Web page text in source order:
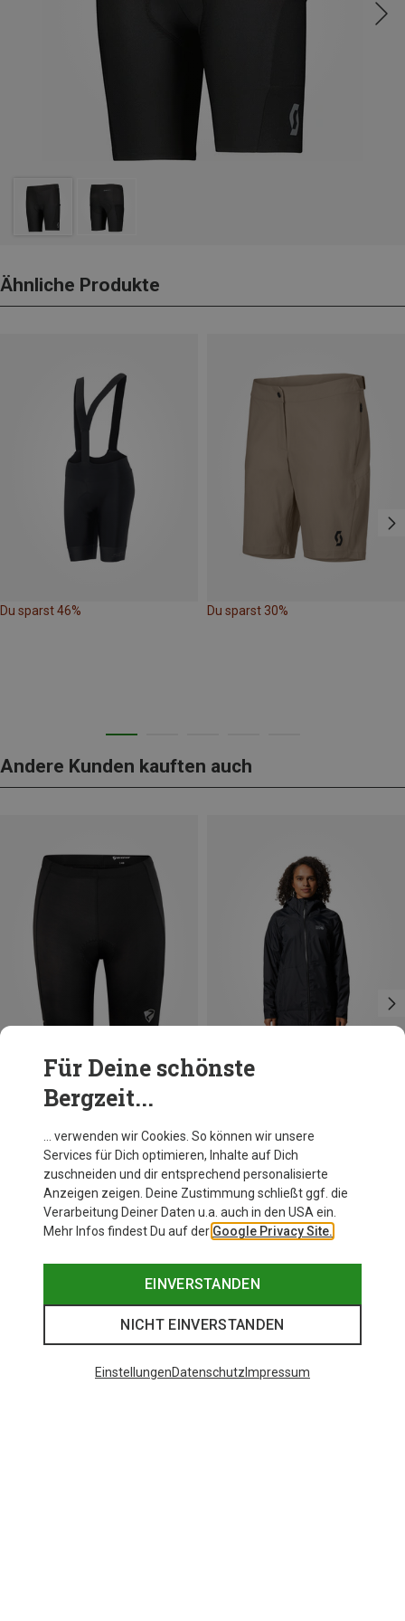
Ähnliche Produkte
Du sparst 46% Du sparst 30%
Andere Kunden kauften auch
Du sparst 21%
Für Deine schönste
Bergzeit...
… verwenden wir Cookies. So können wir unsere
Services für Dich optimieren, Inhalte auf Dich
zuschneiden und dir entsprechend personalisierte
Anzeigen zeigen. Deine Zustimmung schließt ggf. die
Verarbeitung Deiner Daten u.a. auch in den USA ein.
Mehr Infos findest Du auf der Google Privacy Site.
EINVERSTANDEN
NICHT EINVERSTANDEN
EinstellungenDatenschutz Impressum